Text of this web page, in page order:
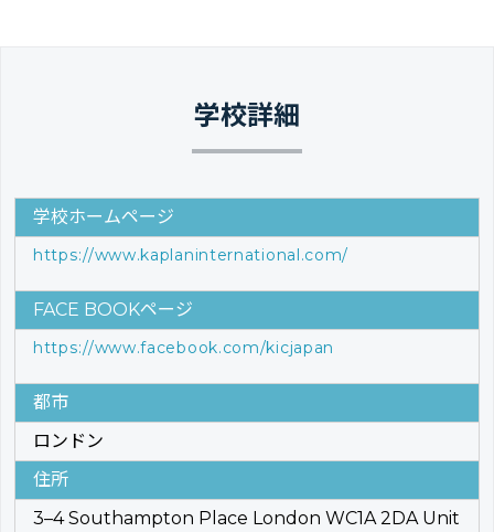
学校詳細
学校ホームページ
https://www.kaplaninternational.com/
FACE BOOKページ
https://www.facebook.com/kicjapan
都市
ロンドン
住所
3–4 Southampton Place London WC1A 2DA Unit